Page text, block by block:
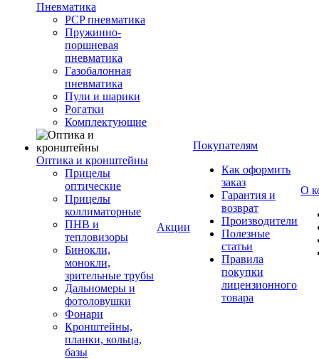
Пневматика
PCP пневматика
Пружинно-
поршневая
пневматика
Газобалонная
пневматика
Пули и шарики
Рогатки
Комплектующие
Оптика и кронштейны
Прицелы
оптические
Прицелы
коллиматорные
ПНВ и
тепловизоры
Бинокли,
монокли,
зрительные трубы
Дальномеры и
фотоловушки
Фонари
Кронштейны,
планки, кольца,
базы
Акции
Покупателям
Как оформить
заказ
Гарантия и
возврат
Производители
Полезные
статьи
Правила
покупки
лицензионного
товара
О